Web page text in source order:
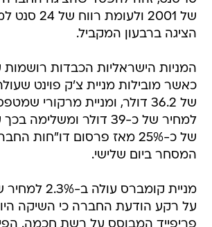
של 2001 ולעומת
הציגה ברבעון המקביל.
המניות הישראליות הכבדות רושמות
למחיר של כ-39 דולר
של כ-25% מאז פרסום דו"חות
המסחר ביום שלישי.
על רקע הודעת החברה כי השיקה